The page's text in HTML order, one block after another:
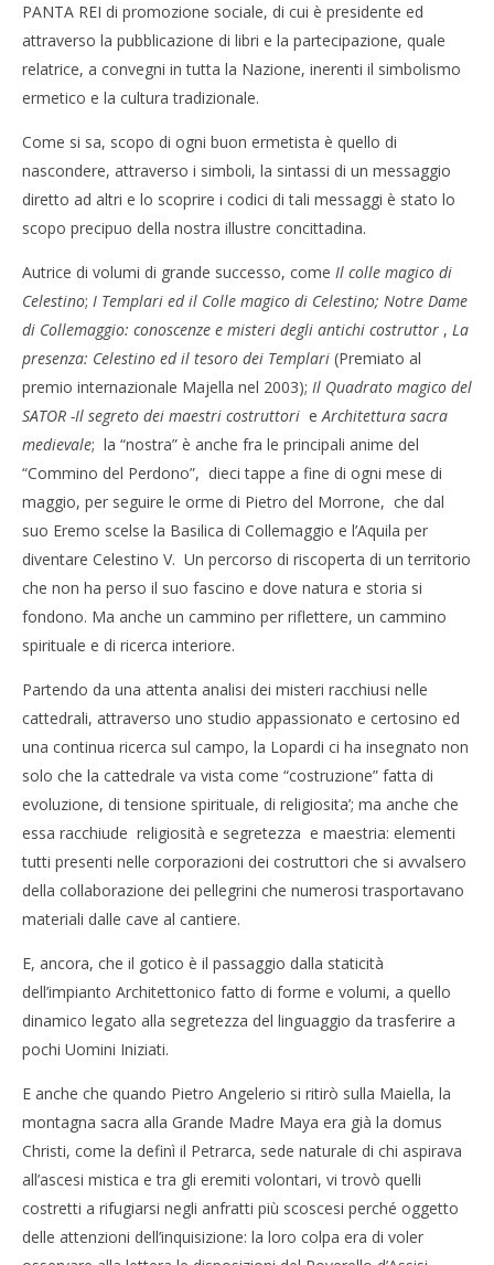
PANTA REI di promozione sociale, di cui è presidente ed
attraverso la pubblicazione di libri e la partecipazione, quale
relatrice, a convegni in tutta la Nazione, inerenti il simbolismo
ermetico e la cultura tradizionale.
Come si sa, scopo di ogni buon ermetista è quello di
nascondere, attraverso i simboli, la sintassi di un messaggio
diretto ad altri e lo scoprire i codici di tali messaggi è stato lo
scopo precipuo della nostra illustre concittadina.
Autrice di volumi di grande successo, come Il colle magico di
Celestino; I Templari ed il Colle magico di Celestino; Notre Dame
di Collemaggio: conoscenze e misteri degli antichi costruttor , La
presenza: Celestino ed il tesoro dei Templari (Premiato al
premio internazionale Majella nel 2003); Il Quadrato magico del
SATOR -Il segreto dei maestri costruttori eArchitettura sacra
medievale; la “nostra” è anche fra le principali anime del
“Commino del Perdono”, dieci tappe a fine di ogni mese di
maggio, per seguire le orme di Pietro del Morrone, che dal
suo Eremo scelse la Basilica di Collemaggio e l’Aquila per
diventare Celestino V. Un percorso di riscoperta di un territorio
che non ha perso il suo fascino e dove natura e storia si
fondono. Ma anche un cammino per riflettere, un cammino
spirituale e di ricerca interiore.
Partendo da una attenta analisi dei misteri racchiusi nelle
cattedrali, attraverso uno studio appassionato e certosino ed
una continua ricerca sul campo, la Lopardi ci ha insegnato non
solo che la cattedrale va vista come “costruzione” fatta di
evoluzione, di tensione spirituale, di religiosita’; ma anche che
essa racchiude religiosità e segretezza e maestria: elementi
tutti presenti nelle corporazioni dei costruttori che si avvalsero
della collaborazione dei pellegrini che numerosi trasportavano
materiali dalle cave al cantiere.
E, ancora, che il gotico è il passaggio dalla staticità
dell’impianto Architettonico fatto di forme e volumi, a quello
dinamico legato alla segretezza del linguaggio da trasferire a
pochi Uomini Iniziati.
E anche che quando Pietro Angelerio si ritirò sulla Maiella, la
montagna sacra alla Grande Madre Maya era già la domus
Christi, come la definì il Petrarca, sede naturale di chi aspirava
all’ascesi mistica e tra gli eremiti volontari, vi trovò quelli
costretti a rifugiarsi negli anfratti più scoscesi perché oggetto
delle attenzioni dell’inquisizione: la loro colpa era di voler